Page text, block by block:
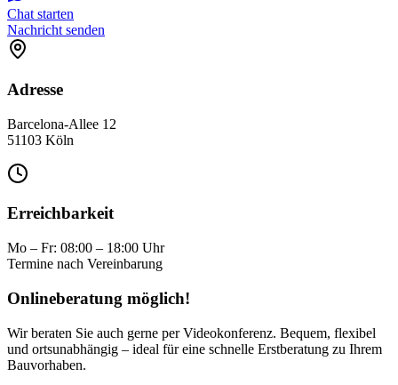
Chat starten
Nachricht senden
Adresse
Barcelona-Allee 12
51103 Köln
Erreichbarkeit
Mo – Fr: 08:00 – 18:00 Uhr
Termine nach Vereinbarung
Onlineberatung möglich!
Wir beraten Sie auch gerne per Videokonferenz. Bequem, flexibel
und ortsunabhängig – ideal für eine schnelle Erstberatung zu Ihrem
Bauvorhaben.